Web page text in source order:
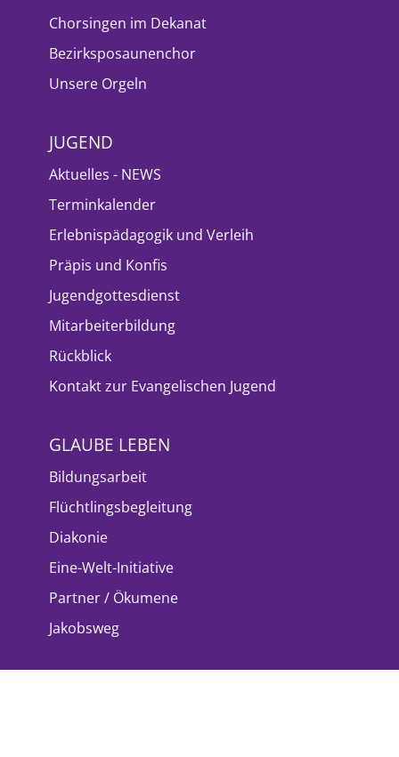
Chorsingen im Dekanat
Bezirksposaunenchor
Unsere Orgeln
JUGEND
Aktuelles - NEWS
Terminkalender
Erlebnispädagogik und Verleih
Präpis und Konfis
Jugendgottesdienst
Mitarbeiterbildung
Rückblick
Kontakt zur Evangelischen Jugend
GLAUBE LEBEN
Bildungsarbeit
Flüchtlingsbegleitung
Diakonie
Eine-Welt-Initiative
Partner / Ökumene
Jakobsweg